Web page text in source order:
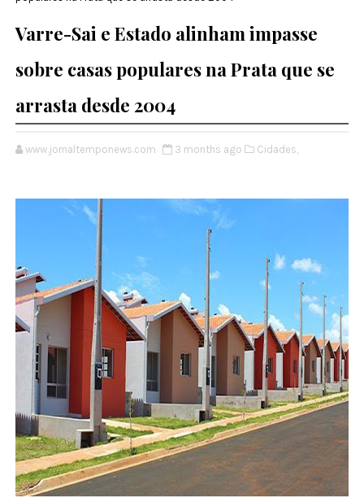
Varre-Sai e Estado alinham impasse
sobre casas populares na Prata que se
arrasta desde 2004
www.jornaltemponews.com 3 months ago Cidades,